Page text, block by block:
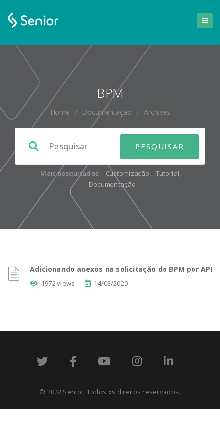
BPM
Home / Documentação / Archives
Mais pesquisados: Customização, Tutorial,
Documentação
Adicionando anexos na solicitação do BPM por API
1972 views 14/08/2020
© 2022 Senior. Todos os direitos reservados.